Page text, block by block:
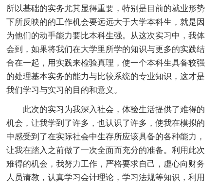
所以基础的实务尤其显得重要，特别是目前的就业形势
下所反映的的工作机会要远远大于大学本科生，就是因
为他们的动手能力要比本科生强。从这次实习中，我体
会到，如果将我们在大学里所学的知识与更多的实践结
合在一起，用实践来检验真理，使一个本科生具备较强
的处理基本实务的能力与比较系统的专业知识，这才是
我们学习与实习的目的和意义。
此次的实习为我深入社会，体验生活提供了难得的
机会，让我学到了许多，也认识了许多，使我在模拟的
中感受到了在实际社会中生存所应该具备的各种能力，
让我在踏入之前做了一次全面而充分的准备。利用此次
难得的机会，我努力工作，严格要求自己，虚心向财务
人员请教，认真学习会计理论，学习法规等知识，利用